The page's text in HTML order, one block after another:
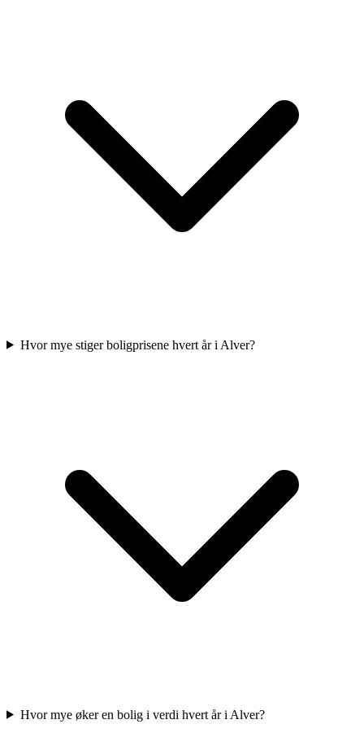
Hvor mye stiger boligprisene hvert år i Alver?
Hvor mye øker en bolig i verdi hvert år i Alver?